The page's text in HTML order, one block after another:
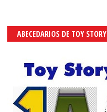
ABECEDARIOS DE TOY STORY